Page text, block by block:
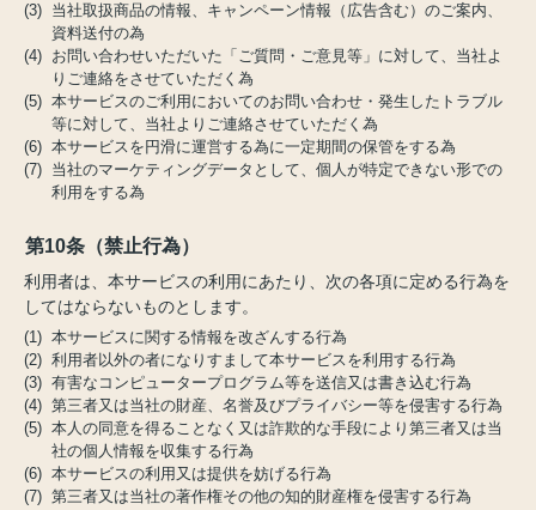
(3) 当社取扱商品の情報、キャンペーン情報（広告含む）のご案内、
資料送付の為
(4) お問い合わせいただいた「ご質問・ご意見等」に対して、当社よ
りご連絡をさせていただく為
(5) 本サービスのご利用においてのお問い合わせ・発生したトラブル
等に対して、当社よりご連絡させていただく為
(6) 本サービスを円滑に運営する為に一定期間の保管をする為
(7) 当社のマーケティングデータとして、個人が特定できない形での
利用をする為
第10条（禁止行為）
利用者は、本サービスの利用にあたり、次の各項に定める行為を
してはならないものとします。
(1) 本サービスに関する情報を改ざんする行為
(2) 利用者以外の者になりすまして本サービスを利用する行為
(3) 有害なコンピュータープログラム等を送信又は書き込む行為
(4) 第三者又は当社の財産、名誉及びプライバシー等を侵害する行為
(5) 本人の同意を得ることなく又は詐欺的な手段により第三者又は当
社の個人情報を収集する行為
(6) 本サービスの利用又は提供を妨げる行為
(7) 第三者又は当社の著作権その他の知的財産権を侵害する行為